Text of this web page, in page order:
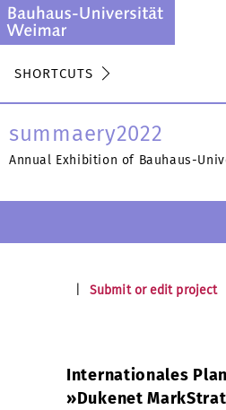
SHORTCUTS
summaery2022
Annual Exhibition of Bauhaus-
Submit or edit project
Internationales
»Dukenet